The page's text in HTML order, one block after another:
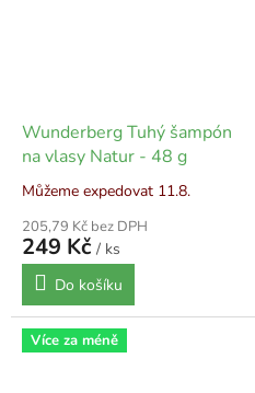
Wunderberg Tuhý šampón
na vlasy Natur - 48 g
Můžeme expedovat 11.8.
205,79 Kč bez DPH
249 Kč / ks
Do košíku
Více za méně